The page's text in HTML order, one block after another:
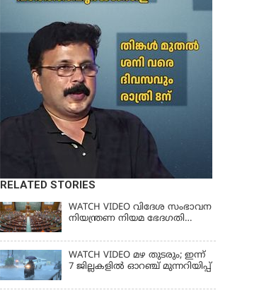
RELATED STORIES
WATCH VIDEO വിദേശ സംഭാവന
നിയന്ത്രണ നിയമ ഭേദഗതി
കേന്ദ്ര സര്‍ക്കാര്‍
WATCH VIDEO മഴ തുടരും; ഇന്ന്
7 ജില്ലകളിൽ ഓറഞ്ച് മുന്നറിയിപ്പ്